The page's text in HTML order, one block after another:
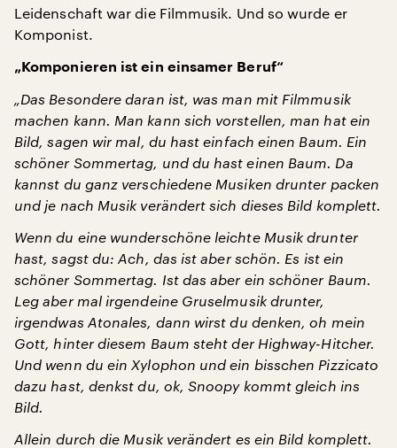
Leidenschaft war die Filmmusik. Und so wurde er
Komponist.
„Komponieren ist ein einsamer Beruf“
„Das Besondere daran ist, was man mit Filmmusik
machen kann. Man kann sich vorstellen, man hat ein
Bild, sagen wir mal, du hast einfach einen Baum. Ein
schöner Sommertag, und du hast einen Baum. Da
kannst du ganz verschiedene Musiken drunter packen
und je nach Musik verändert sich dieses Bild komplett.
Wenn du eine wunderschöne leichte Musik drunter
hast, sagst du: Ach, das ist aber schön. Es ist ein
schöner Sommertag. Ist das aber ein schöner Baum.
Leg aber mal irgendeine Gruselmusik drunter,
irgendwas Atonales, dann wirst du denken, oh mein
Gott, hinter diesem Baum steht der Highway-Hitcher.
Und wenn du ein Xylophon und ein bisschen Pizzicato
dazu hast, denkst du, ok, Snoopy kommt gleich ins
Bild.
Allein durch die Musik verändert es ein Bild komplett.